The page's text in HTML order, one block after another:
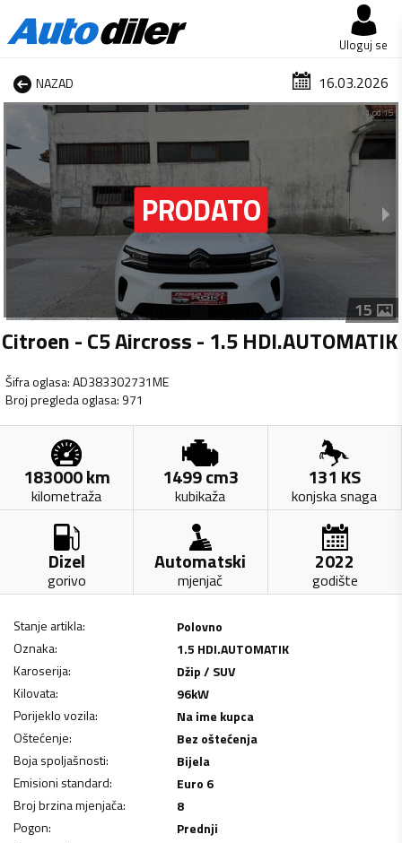
Uloguj se
NAZAD 16.03.2026
1 od 15
15
Citroen - C5 Aircross - 1.5 HDI.AUTOMATIK
Šifra oglasa:AD383302731ME
Broj pregleda oglasa: 971
183000km
kilometraža
1499cm3
kubikaža
131 KS
konjska snaga
Dizel
gorivo
Automatski
mjenjač
2022
godište
Stanje artikla:
Polovno
Oznaka:
1.5 HDI.AUTOMATIK
Karoserija:
Džip / SUV
Kilovata: 96kW
Porijeklo vozila:
Na ime kupca
Oštećenje:
Bez oštećenja
Boja spoljašnosti:
Bijela
Emisioni standard:
Euro 6
Broj brzina mjenjača:
8
Pogon:
Prednji